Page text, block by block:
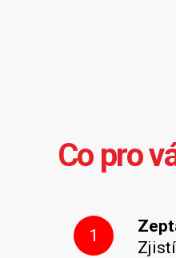
Co pro
1